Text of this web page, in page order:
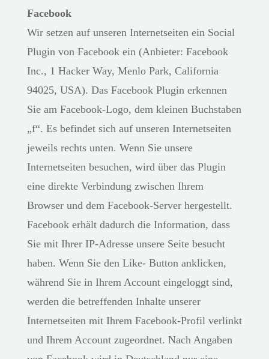
Facebook
Wir setzen auf unseren Internetseiten ein Social
Plugin von Facebook ein (Anbieter: Facebook
Inc., 1 Hacker Way, Menlo Park, California
94025, USA). Das Facebook Plugin erkennen
Sie am Facebook-Logo, dem kleinen Buchstaben
„f“. Es befindet sich auf unseren Internetseiten
jeweils rechts unten. Wenn Sie unsere
Internetseiten besuchen, wird über das Plugin
eine direkte Verbindung zwischen Ihrem
Browser und dem Facebook-Server hergestellt.
Facebook erhält dadurch die Information, dass
Sie mit Ihrer IP-Adresse unsere Seite besucht
haben. Wenn Sie den Like- Button anklicken,
während Sie in Ihrem Account eingeloggt sind,
werden die betreffenden Inhalte unserer
Internetseiten mit Ihrem Facebook-Profil verlinkt
und Ihrem Account zugeordnet. Nach Angaben